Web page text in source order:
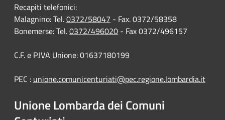
Recapiti telefonici:
Malagnino: Tel.0372/58047 - Fax. 0372/58358
Bonemerse: Tel.0372/496020 - Fax 0372/496157
C.F. e P.IVA Unione: 01637180199
PEC : unione.comunicenturiati@pec.regione.lombardia.it
Unione Lombarda dei Comuni